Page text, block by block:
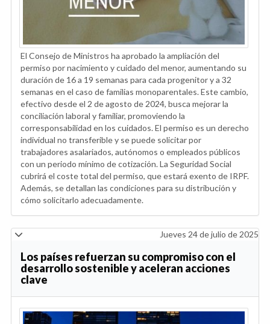
El Consejo de Ministros ha aprobado la ampliación del
permiso por nacimiento y cuidado del menor, aumentando su
duración de 16 a 19 semanas para cada progenitor y a 32
semanas en el caso de familias monoparentales. Este cambio,
efectivo desde el 2 de agosto de 2024, busca mejorar la
conciliación laboral y familiar, promoviendo la
corresponsabilidad en los cuidados. El permiso es un derecho
individual no transferible y se puede solicitar por
trabajadores asalariados, autónomos o empleados públicos
con un periodo mínimo de cotización. La Seguridad Social
cubrirá el coste total del permiso, que estará exento de IRPF.
Además, se detallan las condiciones para su distribución y
cómo solicitarlo adecuadamente.
Jueves 24 de julio de 2025
Los países refuerzan su compromiso con el
desarrollo sostenible y aceleran acciones
clave